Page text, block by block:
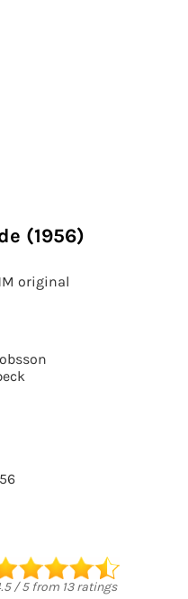
(1956)
original
/5from 13ratings